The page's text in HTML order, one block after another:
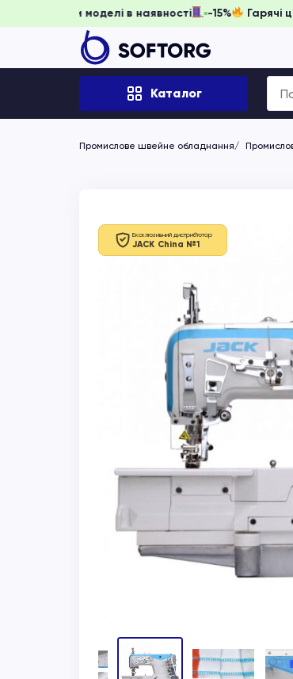
забронювати, доки моделі в наявності -
Каталог
for:
Промислове швейне обладнання
Ексклюзивний дистриб'ютор
JACK China №1